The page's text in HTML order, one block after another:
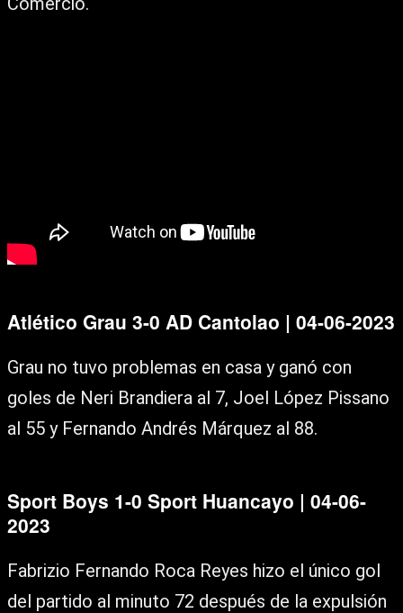
Atlético Grau 3-0 AD Cantolao | 04-06-2023
Grau no tuvo problemas en casa y ganó con
goles de Neri Brandiera al 7, Joel López Pissano
al 55 y Fernando Andrés Márquez al 88.
Sport Boys 1-0 Sport Huancayo | 04-06-
2023
Fabrizio Fernando Roca Reyes hizo el único gol
del partido al minuto 72 después de la expulsión